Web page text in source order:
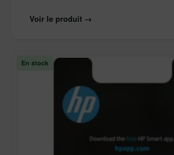
Voir le produit →
En stock